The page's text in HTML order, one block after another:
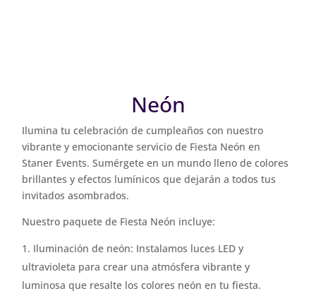
Neón
Ilumina tu celebración de cumpleaños con nuestro
vibrante y emocionante servicio de Fiesta Neón en
Staner Events. Sumérgete en un mundo lleno de colores
brillantes y efectos lumínicos que dejarán a todos tus
invitados asombrados.
Nuestro paquete de Fiesta Neón incluye:
Iluminación de neón: Instalamos luces LED y
ultravioleta para crear una atmósfera vibrante y
luminosa que resalte los colores neón en tu fiesta.